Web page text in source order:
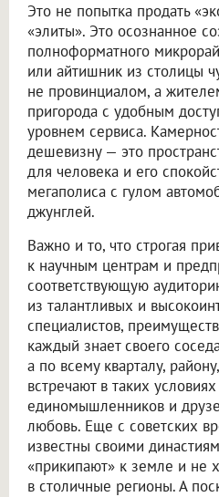
Это не попытка продать
«элиты». Это осознанное
полноформатного
или айтишник из столицы
не провинциалом, а
пригорода с удобным
уровнем сервиса.
дешевизну — это
для человека и его
мегаполиса с гулом
джунглей.
Важно и то, что строгая
к научным центрам и
соответствующую
из талантливых и
специалистов,
каждый знает своего
а по всему кварталу,
встречают в таких
единомышленников и
любовь. Еще с советских
известны своими
«прикипают» к земле и не
в столичные регионы. А